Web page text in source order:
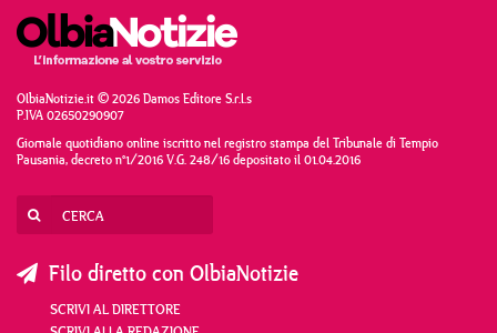
OlbiaNotizie.it © 2026 Damos Editore S.r.l.s
P.IVA 02650290907
Giornale quotidiano online iscritto nel registro stampa del Tribunale di Tempio
Pausania, decreto n°1/2016 V.G. 248/16 depositato il 01.04.2016
Filo diretto con OlbiaNotizie
SCRIVI AL DIRETTORE